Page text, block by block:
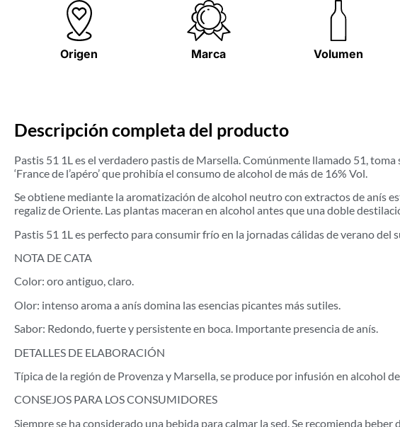
Origen Marca Volumen
Descripción completa del producto
Pastis 51 1L es el verdadero pastis de Marsella. Comúnmente llamado 51,
‘France de l’apéro’ que prohibía el consumo de alcohol de más de 16% Vol.
Se obtiene mediante la aromatización de alcohol neutro con extractos de anís
regaliz de Oriente. Las plantas maceran en alcohol antes que una doble
Pastis 51 1L es perfecto para consumir frío en la jornadas cálidas de verano del
NOTA DE CATA
Color: oro antiguo, claro.
Olor: intenso aroma a anís domina las esencias picantes más sutiles.
Sabor: Redondo, fuerte y persistente en boca. Importante presencia de anís.
DETALLES DE ELABORACIÓN
Típica de la región de Provenza y Marsella, se produce por infusión en alcohol
CONSEJOS PARA LOS CONSUMIDORES
Siempre se ha considerado una bebida para calmar la sed. Se recomienda